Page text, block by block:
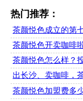
热门推荐：
茶颜悦色成立的第
茶颜悦色开卖咖啡
茶颜悦色怎么样？
出长沙、卖咖啡，
茶颜悦色加盟费多